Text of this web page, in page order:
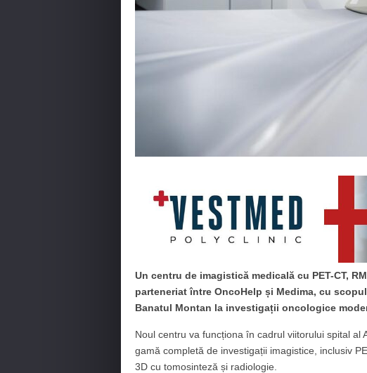
Un centru de imagistică medicală cu PET-CT,
parteneriat între OncoHelp și Medima, cu
Banatul Montan la investigații oncologice
Noul centru va funcționa în cadrul viitorului spital al
gamă completă de investigații imagistice, inclusiv
3D cu tomosinteză și radiologie.